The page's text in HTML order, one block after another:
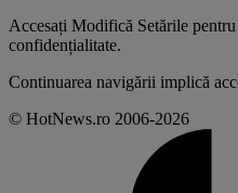
Accesați Modifică Setările
confidențialitate.
Continuarea navigării implică
© HotNews.ro 2006-2026